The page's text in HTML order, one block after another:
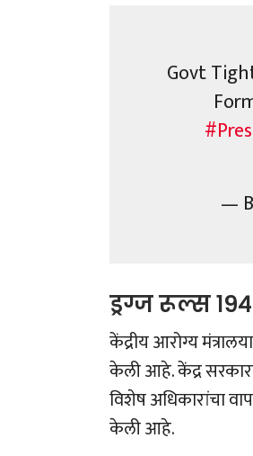
Govt
—
ड्रग्ज रूल्स
केंद्रीय आरोग्य
केली आहे. केंद्र
विशेष अधिकारांचा
केली आहे.